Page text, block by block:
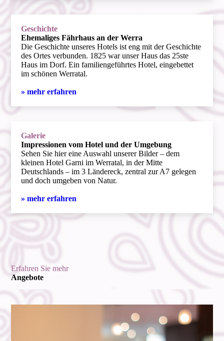
Geschichte
Ehemaliges Fährhaus an der Werra
Die Geschichte unseres Hotels ist eng mit der Geschichte
des Ortes verbunden. 1825 war unser Haus das 25ste
Haus im Dorf. Ein familiengeführtes Hotel, eingebettet
im schönen Werratal.
» mehr erfahren
Galerie
Impressionen vom Hotel und der Umgebung
Sehen Sie hier eine Auswahl unserer Bilder – dem
kleinen Hotel Garni im Werratal, in der Mitte
Deutschlands – im 3 Ländereck, zentral zur A7 gelegen
und doch umgeben von Natur.
» mehr erfahren
Erfahren Sie mehr
Angebote